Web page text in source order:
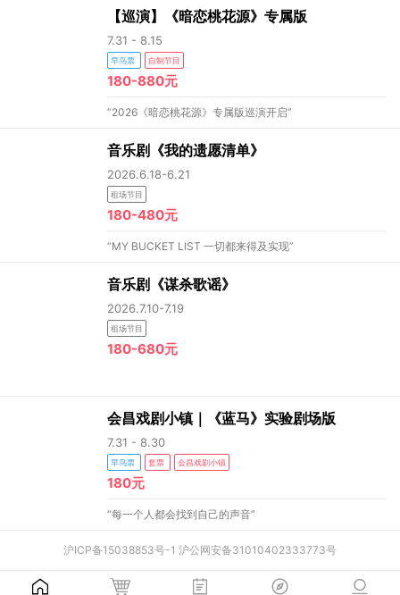
【巡演】《暗恋桃花源》专属版
7.31 - 8.15
早鸟票 自制节目
180-880元
“2026《暗恋桃花源》专属版巡演开启”
音乐剧《我的遗愿清单》
2026.6.18-6.21
租场节目
180-480元
“MY BUCKET LIST 一切都来得及实现”
音乐剧《谋杀歌谣》
2026.7.10-7.19
租场节目
180-680元
会昌戏剧小镇｜《蓝马》实验剧场版
7.31 - 8.30
早鸟票 套票 会昌戏剧小镇
180元
“每一个人都会找到自己的声音”
沪ICP备15038853号-1 沪公网安备31010402333773号